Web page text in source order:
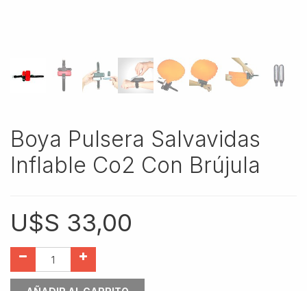
Boya Pulsera Salvavidas
Inflable Co2 Con Brújula
U$S 33,00